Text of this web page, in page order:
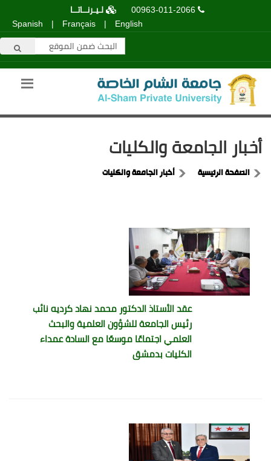
00963-011-2066
لـيـرنــاتــا
English
|
Français
|
Spanish
أخبار الجامعة والكليات
الصفحة الرئيسية أخبار الجامعة والكليات
عقد الأستاذ الدكتور محمد نهاد كرديه نائب
رئيس الجامعة للشؤون العلمية والبحث
العلمي اجتماعًا موسعًا مع السادة عمداء
الكليات بدمشق